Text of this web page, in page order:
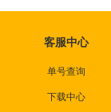
客服中心
单号查询
下载中心